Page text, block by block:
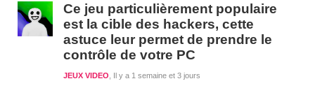
Ce jeu particulièrement populaire
est la cible des hackers, cette
astuce leur permet de prendre le
contrôle de votre PC
Il y a 1 semaine et 3 jours
JEUX VIDEO